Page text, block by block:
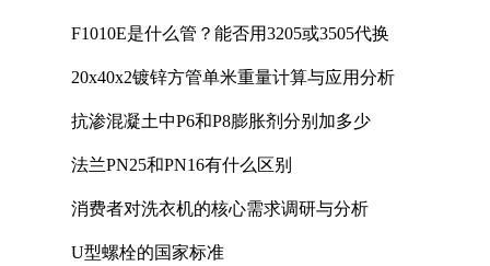
F1010E是什么管？能否用3205或3505代换
20x40x2镀锌方管单米重量计算与应用分析
抗渗混凝土中P6和P8膨胀剂分别加多少
法兰PN25和PN16有什么区别
消费者对洗衣机的核心需求调研与分析
U型螺栓的国家标准